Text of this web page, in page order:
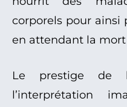
corporels pour ainsi
en attendant la
Le prestige de
l’interprétation